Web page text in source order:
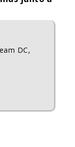
DC,